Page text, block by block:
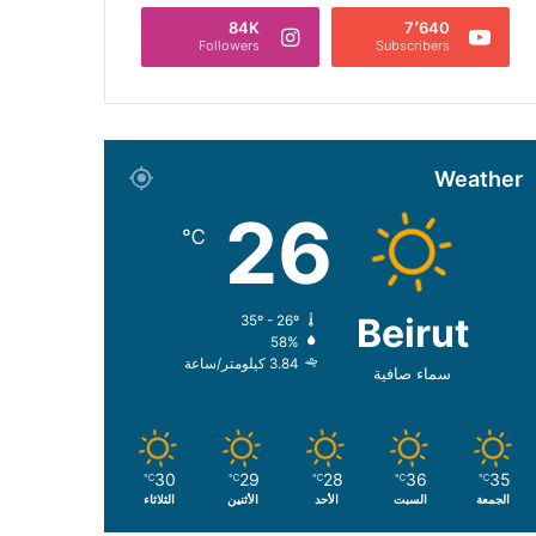
7٬640
Subscribers
84K
Followers
Weather
Beirut
سماء صافية
26
℃
35º - 26º
58%
3.84 كيلومتر/ساعة
35
℃
الجمعة
36
℃
السبت
28
℃
الأحد
29
℃
الأثنين
30
℃
الثلاثاء